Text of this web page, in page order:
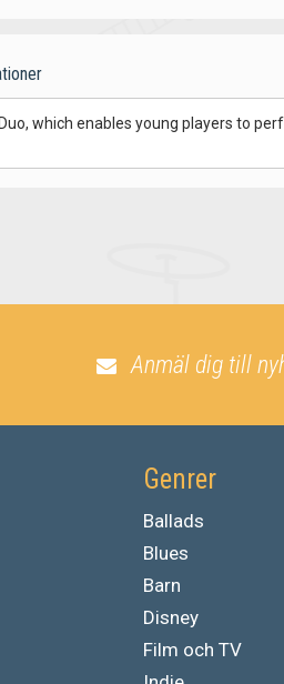
which enables young players to
Anmäl dig till
Genrer
Ballads
Blues
Barn
Disney
Film och TV